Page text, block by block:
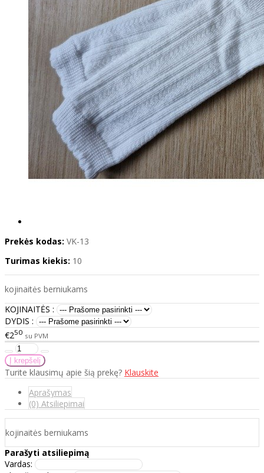
Prekės kodas: VK-13
Turimas kiekis: 10
kojinaitės berniukams
KOJINAITĖS :
DYDIS :
€250 su PVM
Turite klausimų apie šią prekę? Klauskite
Aprašymas
(0) Atsiliepimai
kojinaitės berniukams
Parašyti atsiliepimą
Vardas: